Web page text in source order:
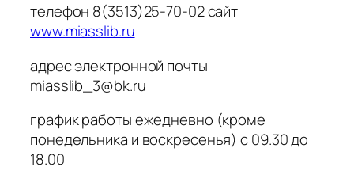
телефон 8(3513)25-70-02 сайт
www.miasslib.ru
адрес электронной почты
miasslib_3@bk.ru
график работы ежедневно (кроме
понедельника и воскресенья) с 09.30 до
18.00